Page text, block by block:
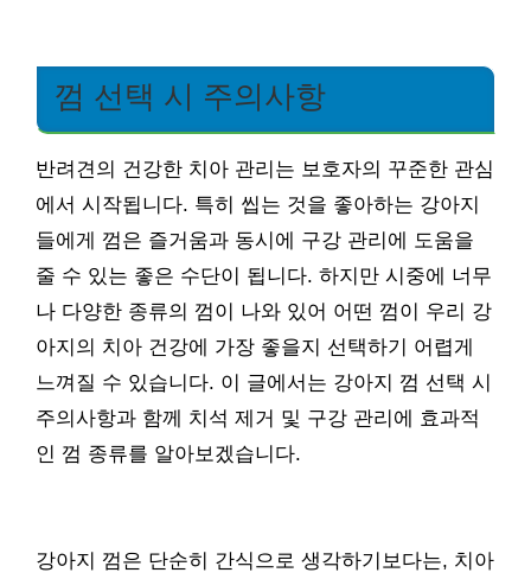
껌 선택 시 주의사항
반려견의 건강한 치아 관리는 보호자의 꾸준한 관심
에서 시작됩니다. 특히 씹는 것을 좋아하는 강아지
들에게 껌은 즐거움과 동시에 구강 관리에 도움을
줄 수 있는 좋은 수단이 됩니다. 하지만 시중에 너무
나 다양한 종류의 껌이 나와 있어 어떤 껌이 우리 강
아지의 치아 건강에 가장 좋을지 선택하기 어렵게
느껴질 수 있습니다. 이 글에서는 강아지 껌 선택 시
주의사항과 함께 치석 제거 및 구강 관리에 효과적
인 껌 종류를 알아보겠습니다.
강아지 껌은 단순히 간식으로 생각하기보다는, 치아